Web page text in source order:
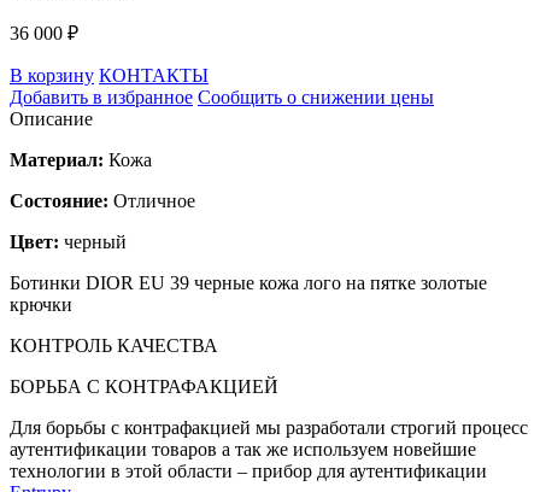
36 000 ₽
В корзину КОНТАКТЫ
Добавить в избранное Сообщить о снижении цены
Описание
Материал: Кожа
Состояние: Отличное
Цвет: черный
Ботинки DIOR EU 39 черные кожа лого на пятке золотые
крючки
КОНТРОЛЬ КАЧЕСТВА
БОРЬБА С КОНТРАФАКЦИЕЙ
Для борьбы с контрафакцией мы разработали строгий процесс
аутентификации товаров а так же используем новейшие
технологии в этой области – прибор для аутентификации